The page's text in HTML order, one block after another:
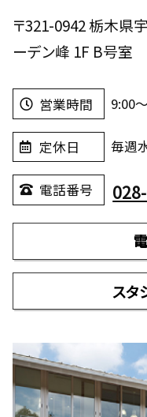
〒321-0942 栃木県
ーデン峰 1F B号室
営業時間 9:00
定休日 毎週
電話番号
スタ